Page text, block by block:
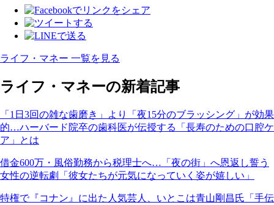
ライフ・マネー 一覧を見る
ライフ・マネーの新着記事
「1日3回の雑な歯磨き」より「夜15分のブラッシング」が効果
的…ハーバード院卒の歯科医が伝授する「長寿のための口腔ケ
ア」とは
借金600万・風俗勤務から税理士へ…「夜の街」へ恩返し誓う
女性の逆転劇「彼女たちが元気になっていく姿が嬉しい」
特権で『コナン』に出た人気芸人、いとこは青山剛昌氏「手伝